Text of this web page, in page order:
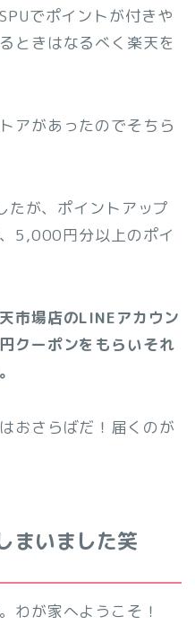
でポイントが付きや
ときはなるべく楽天を
アがあったのでそちら
が、ポイントアップ
5,000円分以上のポイ
市場店のLINEアカウン
クーポンをもらいそれ
おさらばだ！届くのが
まいました笑
わが家へようこそ！